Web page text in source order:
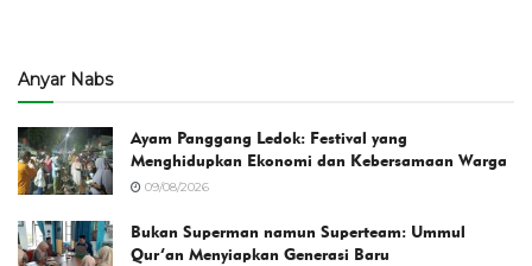
Anyar Nabs
Ayam Panggang Ledok: Festival yang
Menghidupkan Ekonomi dan Kebersamaan Warga
09/08/2026
Bukan Superman namun Superteam: Ummul
Qur’an Menyiapkan Generasi Baru